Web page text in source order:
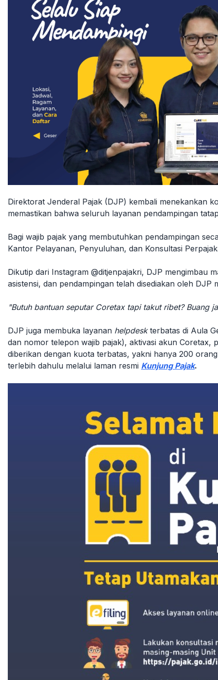
Direktorat Jenderal Pajak (DJP) kembali menekankan
memastikan bahwa seluruh layanan pendampingan
Bagi wajib pajak yang membutuhkan pendampingan
Kantor Pelayanan, Penyuluhan, dan Konsultasi
Dikutip dari Instagram @ditjenpajakri, DJP mengimbau
asistensi, dan pendampingan telah disediakan oleh DJP
"Butuh bantuan seputar Coretax tapi takut ribet? Buang
DJP juga membuka layanan helpdesk terbatas di Aula
dan nomor telepon wajib pajak), aktivasi akun Coretax,
diberikan dengan kuota terbatas, yakni hanya 200
terlebih dahulu melalui laman resmi Kunjung Pajak.